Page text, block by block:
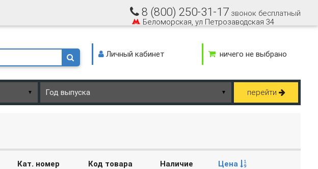
8 (800) 250-31-17 звонок бесплатный
Беломорская, ул Петрозаводская 34
Личный кабинет
ничего не выбрано
▼ ▼ перейти
Кат. номер Код товара Наличие Цена